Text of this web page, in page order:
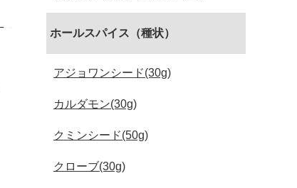
ホールスパイス（種状）
アジョワンシード(30g)
カルダモン(30g)
クミンシード(50g)
クローブ(30g)